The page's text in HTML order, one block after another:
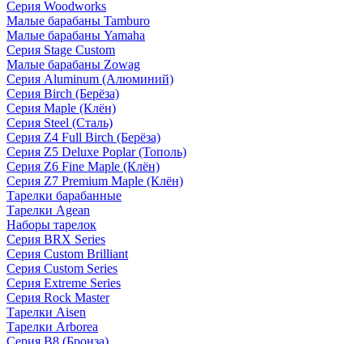
Серия Woodworks
Малые барабаны Tamburo
Малые барабаны Yamaha
Серия Stage Custom
Малые барабаны Zowag
Серия Aluminum (Алюминий)
Серия Birch (Берёза)
Серия Maple (Клён)
Серия Steel (Сталь)
Серия Z4 Full Birch (Берёза)
Серия Z5 Deluxe Poplar (Тополь)
Серия Z6 Fine Maple (Клён)
Серия Z7 Premium Maple (Клён)
Тарелки барабанные
Тарелки Agean
Наборы тарелок
Серия BRX Series
Серия Custom Brilliant
Серия Custom Series
Серия Extreme Series
Серия Rock Master
Тарелки Aisen
Тарелки Arborea
Серия B8 (Бронза)